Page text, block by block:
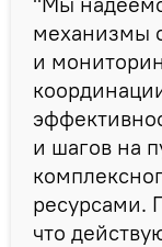
механизмы
и
и шагов на
ресурсами.
что